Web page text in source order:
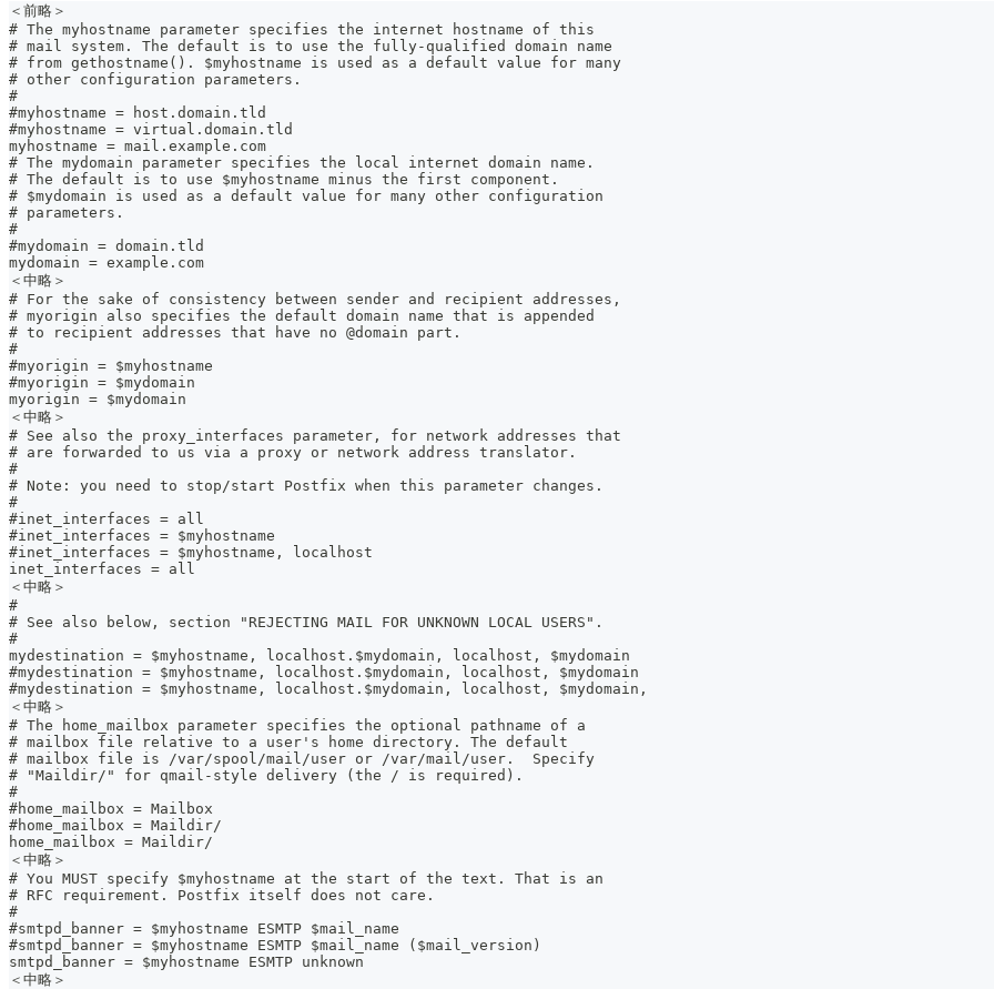
＜前略＞
# The myhostname parameter specifies the internet hostname of this
# mail system. The default is to use the fully-qualified domain name
# from gethostname(). $myhostname is used as a default value for many
# other configuration parameters.
#
#myhostname = host.domain.tld
#myhostname = virtual.domain.tld
myhostname = mail.example.com
# The mydomain parameter specifies the local internet domain name.
# The default is to use $myhostname minus the first component.
# $mydomain is used as a default value for many other configuration
# parameters.
#
#mydomain = domain.tld
mydomain = example.com
＜中略＞
# For the sake of consistency between sender and recipient addresses,
# myorigin also specifies the default domain name that is appended
# to recipient addresses that have no @domain part.
#
#myorigin = $myhostname
#myorigin = $mydomain
myorigin = $mydomain
＜中略＞
# See also the proxy_interfaces parameter, for network addresses that
# are forwarded to us via a proxy or network address translator.
#
# Note: you need to stop/start Postfix when this parameter changes.
#
#inet_interfaces = all
#inet_interfaces = $myhostname
#inet_interfaces = $myhostname, localhost
inet_interfaces = all
＜中略＞
#
# See also below, section "REJECTING MAIL FOR UNKNOWN LOCAL USERS".
#
mydestination = $myhostname, localhost.$mydomain, localhost, $mydomain
#mydestination = $myhostname, localhost.$mydomain, localhost, $mydomain
#mydestination = $myhostname, localhost.$mydomain, localhost, $mydomain,
＜中略＞
# The home_mailbox parameter specifies the optional pathname of a
# mailbox file relative to a user's home directory. The default
# mailbox file is /var/spool/mail/user or /var/mail/user.  Specify
# "Maildir/" for qmail-style delivery (the / is required).
#
#home_mailbox = Mailbox
#home_mailbox = Maildir/
home_mailbox = Maildir/
＜中略＞
# You MUST specify $myhostname at the start of the text. That is an
# RFC requirement. Postfix itself does not care.
#
#smtpd_banner = $myhostname ESMTP $mail_name
#smtpd_banner = $myhostname ESMTP $mail_name ($mail_version)
smtpd_banner = $myhostname ESMTP unknown
＜中略＞